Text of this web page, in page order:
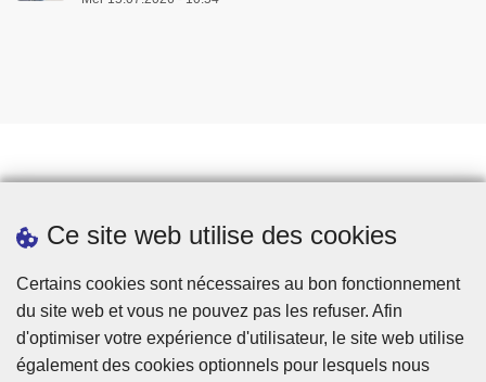
Ce site web utilise des cookies
Certains cookies sont nécessaires au bon fonctionnement
du site web et vous ne pouvez pas les refuser. Afin
d'optimiser votre expérience d'utilisateur, le site web utilise
également des cookies optionnels pour lesquels nous
Téléchargements
Presse